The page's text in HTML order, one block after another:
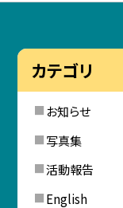
カテゴリ
お知らせ
写真集
活動報告
English